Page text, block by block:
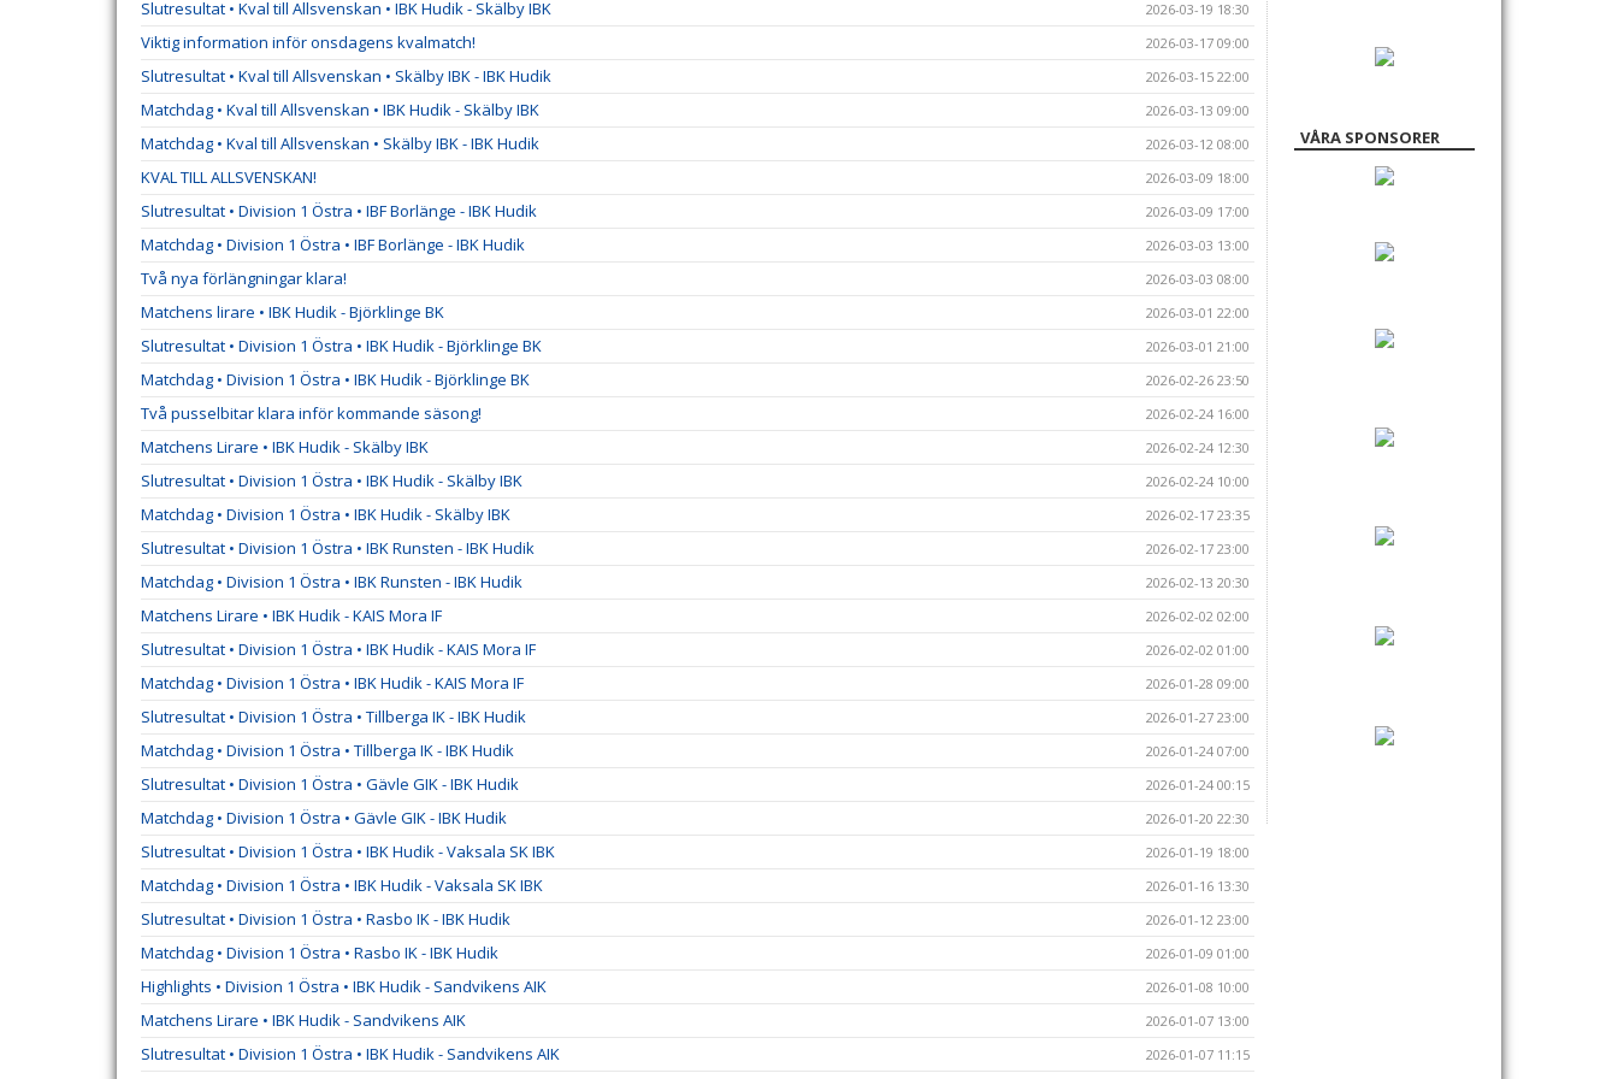
Slutresultat • Kval till Allsvenskan • IBK Hudik - Skälby IBK 2026-03-19 18:30
Viktig information inför onsdagens kvalmatch! 2026-03-17 09:00
Slutresultat • Kval till Allsvenskan • Skälby IBK - IBK Hudik 2026-03-15 22:00
Matchdag • Kval till Allsvenskan • IBK Hudik - Skälby IBK 2026-03-13 09:00
Matchdag • Kval till Allsvenskan • Skälby IBK - IBK Hudik 2026-03-12 08:00
KVAL TILL ALLSVENSKAN! 2026-03-09 18:00
Slutresultat • Division 1 Östra • IBF Borlänge - IBK Hudik 2026-03-09 17:00
Matchdag • Division 1 Östra • IBF Borlänge - IBK Hudik 2026-03-03 13:00
Två nya förlängningar klara! 2026-03-03 08:00
Matchens lirare • IBK Hudik - Björklinge BK 2026-03-01 22:00
Slutresultat • Division 1 Östra • IBK Hudik - Björklinge BK 2026-03-01 21:00
Matchdag • Division 1 Östra • IBK Hudik - Björklinge BK 2026-02-26 23:50
Två pusselbitar klara inför kommande säsong! 2026-02-24 16:00
Matchens Lirare • IBK Hudik - Skälby IBK 2026-02-24 12:30
Slutresultat • Division 1 Östra • IBK Hudik - Skälby IBK 2026-02-24 10:00
Matchdag • Division 1 Östra • IBK Hudik - Skälby IBK 2026-02-17 23:35
Slutresultat • Division 1 Östra • IBK Runsten - IBK Hudik 2026-02-17 23:00
Matchdag • Division 1 Östra • IBK Runsten - IBK Hudik 2026-02-13 20:30
Matchens Lirare • IBK Hudik - KAIS Mora IF 2026-02-02 02:00
Slutresultat • Division 1 Östra • IBK Hudik - KAIS Mora IF 2026-02-02 01:00
Matchdag • Division 1 Östra • IBK Hudik - KAIS Mora IF 2026-01-28 09:00
Slutresultat • Division 1 Östra • Tillberga IK - IBK Hudik 2026-01-27 23:00
Matchdag • Division 1 Östra • Tillberga IK - IBK Hudik 2026-01-24 07:00
Slutresultat • Division 1 Östra • Gävle GIK - IBK Hudik 2026-01-24 00:15
Matchdag • Division 1 Östra • Gävle GIK - IBK Hudik 2026-01-20 22:30
Slutresultat • Division 1 Östra • IBK Hudik - Vaksala SK IBK 2026-01-19 18:00
Matchdag • Division 1 Östra • IBK Hudik - Vaksala SK IBK 2026-01-16 13:30
Slutresultat • Division 1 Östra • Rasbo IK - IBK Hudik 2026-01-12 23:00
Matchdag • Division 1 Östra • Rasbo IK - IBK Hudik 2026-01-09 01:00
Highlights • Division 1 Östra • IBK Hudik - Sandvikens AIK 2026-01-08 10:00
Matchens Lirare • IBK Hudik - Sandvikens AIK 2026-01-07 13:00
Slutresultat • Division 1 Östra • IBK Hudik - Sandvikens AIK 2026-01-07 11:15
VÅRA SPONSORER